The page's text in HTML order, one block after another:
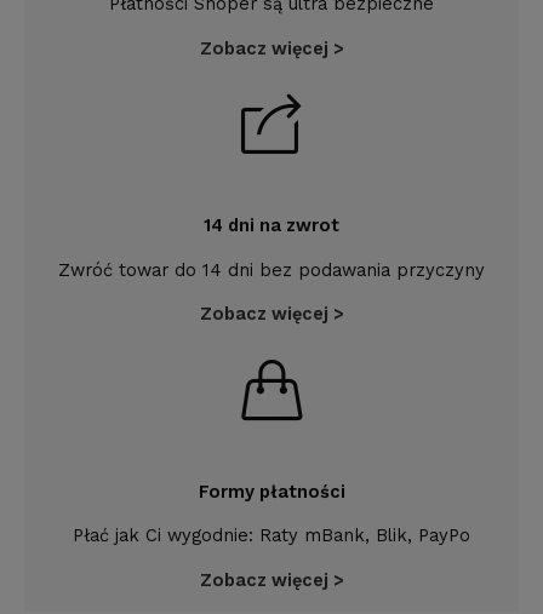
Zobacz więcej >
14 dni na zwrot
Zwróć towar do 14 dni bez podawania przyczyny
Zobacz więcej >
Formy płatności
Płać jak Ci wygodnie: Raty mBank, Blik, PayPo
Zobacz więcej >